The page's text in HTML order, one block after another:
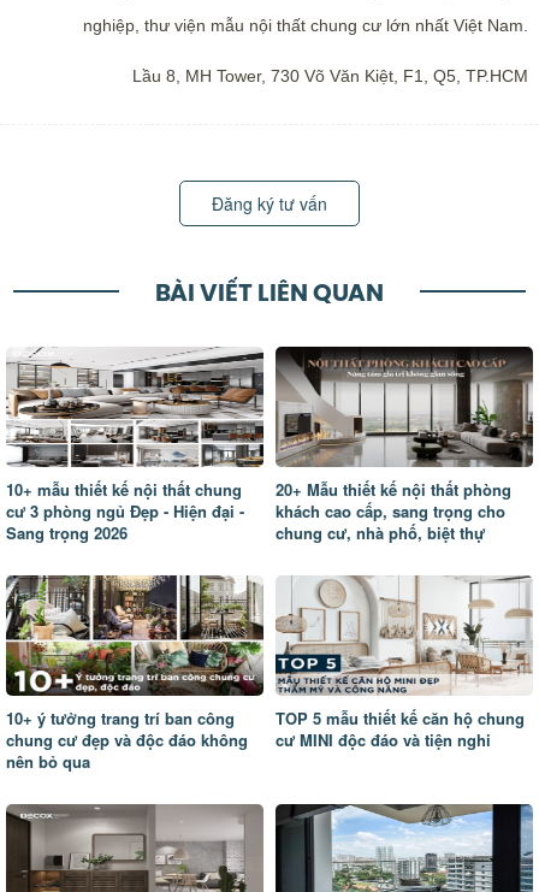
nghiệp, thư viện mẫu nội thất chung cư lớn nhất Việt Nam.
Lầu 8, MH Tower, 730 Võ Văn Kiệt, F1, Q5, TP.HCM
Đăng ký tư vấn
BÀI VIẾT LIÊN QUAN
10+ mẫu thiết kế nội thất chung
cư 3 phòng ngủ Đẹp - Hiện đại -
Sang trọng 2026
20+ Mẫu thiết kế nội thất phòng
khách cao cấp, sang trọng cho
chung cư, nhà phố, biệt thự
10+ ý tưởng trang trí ban công
chung cư đẹp và độc đáo không
nên bỏ qua
TOP 5 mẫu thiết kế căn hộ chung
cư MINI độc đáo và tiện nghi